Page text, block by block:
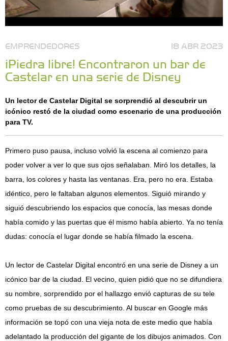
EMPRENDEDORES 18 ABR 2023
¡Piedra libre! Encontraron un bar de
Castelar en una serie de Disney
Un lector de Castelar Digital se sorprendió al descubrir un
icónico restó de la ciudad como escenario de una producción
para TV.
Primero puso pausa, incluso volvió la escena al comienzo para
poder volver a ver lo que sus ojos señalaban. Miró los detalles, la
barra, los colores y hasta las ventanas. Era, pero no era. Estaba
idéntico, pero le faltaban algunos elementos. Siguió mirando y
siguió descubriendo los espacios que conocía, las mesas donde
había comido y las puertas que él mismo había abierto. Ya no tenía
dudas: conocía el lugar donde se había filmado la escena.
Un lector de Castelar Digital encontró en una serie de Disney a un
icónico bar de la ciudad. El vecino, quien pidió que no se difundiera
su nombre, sorprendido por el hallazgo envió capturas de su tele
como pruebas de su descubrimiento. Al buscar en Google más
información se topó con una vieja nota de este medio que había
adelantado la producción del gigante de los dibujos animados. Con